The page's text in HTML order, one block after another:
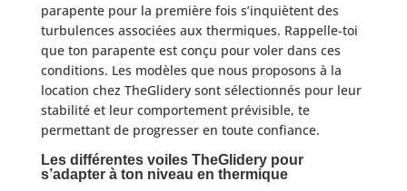
parapente pour la première fois s’inquiètent des
turbulences associées aux thermiques. Rappelle-toi
que ton parapente est conçu pour voler dans ces
conditions. Les modèles que nous proposons à la
location chez TheGlidery sont sélectionnés pour leur
stabilité et leur comportement prévisible, te
permettant de progresser en toute confiance.
Les différentes voiles TheGlidery pour
s’adapter à ton niveau en thermique